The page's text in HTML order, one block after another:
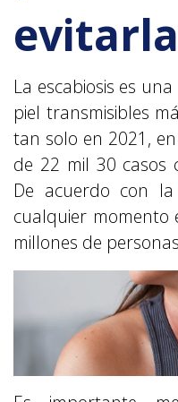
evitarla
La escabiosis es
piel transmisibles
tan solo en 2021,
de 22 mil 30 casos
De acuerdo con la
cualquier momento
millones de